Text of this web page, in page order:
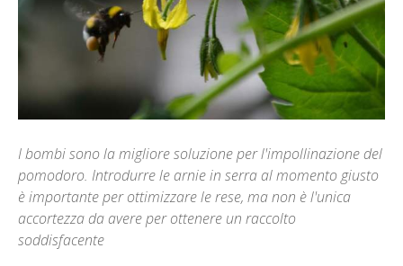
I bombi sono la migliore soluzione per l'impollinazione del
pomodoro. Introdurre le arnie in serra al momento giusto
è importante per ottimizzare le rese, ma non è l'unica
accortezza da avere per ottenere un raccolto
soddisfacente